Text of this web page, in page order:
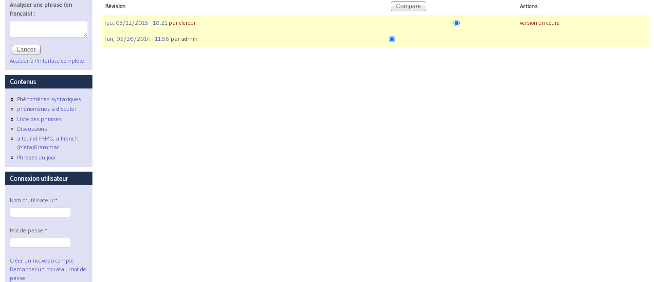
Révision Actions
jeu, 03/12/2015 - 18:21 par clerger version en cours
lun, 05/26/2014 - 11:58 par admin
Analyser une phrase (en
français) :
Accéder à l'interface complète.
Contenus
Phénomènes syntaxiques
phénomènes à discuter
Liste des phrases
Discussions
a tour of FRMG, a French
(Meta)Grammar
Phrases du jour
Connexion utilisateur
Nom d'utilisateur *
Mot de passe *
Créer un nouveau compte
Demander un nouveau mot de
passe